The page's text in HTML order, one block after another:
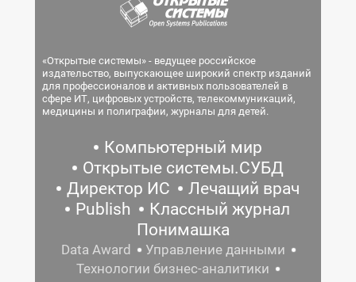
«Открытые системы» - ведущее российское
издательство, выпускающее широкий спектр изданий
для профессионалов и активных пользователей в
сфере ИТ, цифровых устройств, телекоммуникаций,
медицины и полиграфии, журналы для детей.
Компьютерный мир
Открытые системы.СУБД
Директор ИС
Лечащий врач
Publish
Классный журнал
Понимашка
Data Award
Управление данными
Технологии бизнес-аналитики